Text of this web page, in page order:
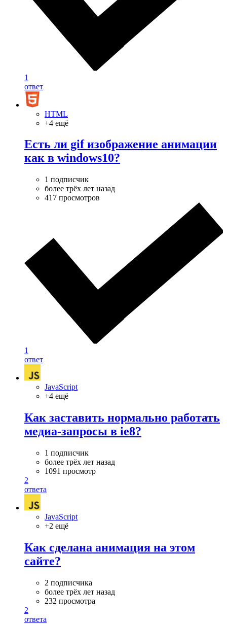
1
ответ
HTML
+4 ещё
Есть ли gif изображение анимации
как в windows10?
1 подписчик
более трёх лет назад
417 просмотров
1
ответ
JavaScript
+4 ещё
Как заставить нормально работать
медиа-запросы в ie8?
1 подписчик
более трёх лет назад
1091 просмотр
2
ответа
JavaScript
+2 ещё
Как сделана анимация на этом
сайте?
2 подписчика
более трёх лет назад
232 просмотра
2
ответа